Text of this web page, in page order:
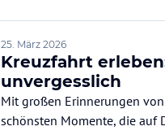
25. März 2026
Kreuzfahrt
unvergesslich
Mit großen Erinnerungen
schönsten Momente, die auf